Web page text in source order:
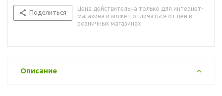
Поделиться
Цена действительна только для интернет-
магазина и может отличаться от цен в
розничных магазинах
Описание